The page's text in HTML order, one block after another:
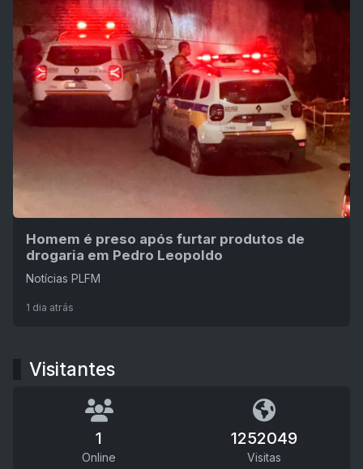
Homem é preso após furtar produtos de
drogaria em Pedro Leopoldo
Notícias PLFM
1 dia atrás
Visitantes
1
Online
1252049
Visitas